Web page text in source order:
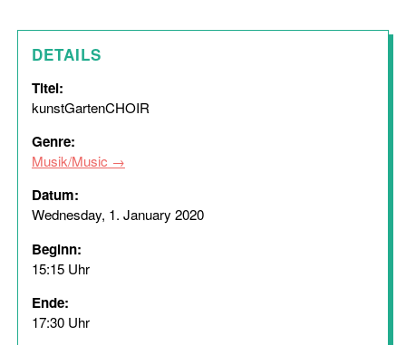
DETAILS
Titel:
kunstGartenCHOIR
Genre:
Musik/Music
Datum:
Wednesday, 1. January 2020
Beginn:
15:15 Uhr
Ende:
17:30 Uhr